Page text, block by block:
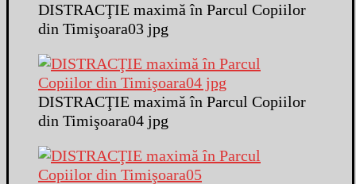
DISTRACŢIE maximă în Parcul Copiilor
din Timişoara03 jpg
DISTRACŢIE maximă în Parcul Copiilor
din Timişoara04 jpg